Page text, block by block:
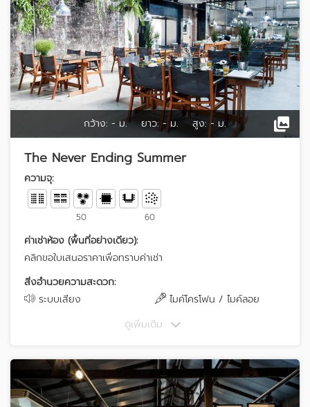
กว้าง: - ม. ยาว: - ม. สูง: - ม.
The Never Ending Summer
ความจุ:
50 60
ค่าเช่าห้อง (พื้นที่อย่างเดียว):
คลิกขอใบเสนอราคาเพื่อทราบค่าเช่า
สิ่งอำนวยความสะดวก:
ระบบเสียง
ไมค์โครโฟน / ไมค์ลอย
ดูเพิ่มเติม